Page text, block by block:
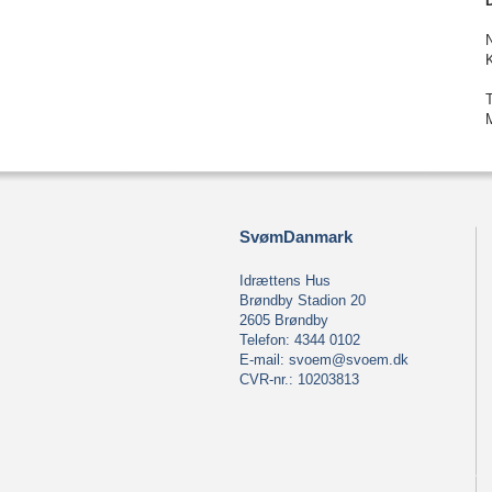
SvømDanmark
Idrættens Hus
Brøndby Stadion 20
2605 Brøndby
Telefon: 4344 0102
E-mail: svoem@svoem.dk
CVR-nr.: 10203813